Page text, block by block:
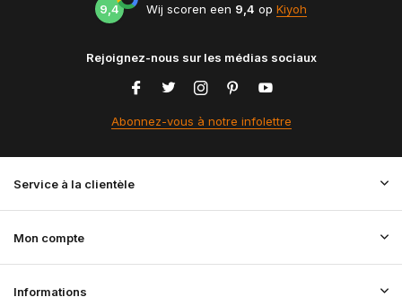
9,4 Wij scoren een 9,4 op Kiyoh
Rejoignez-nous sur les médias sociaux
Abonnez-vous à notre infolettre
Service à la clientèle
Mon compte
Informations